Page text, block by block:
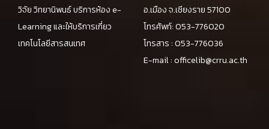
วิจัย วิทยานิพนธ์ บริการห้อง e-
Learning และให้บริการเกี่ยว
เทคโนโลยีสารสนเทศ
อ.เมือง จ.เชียงราย 57100
โทรศัพท์: 053-776020
โทรสาร : 053-776036
E-mail :officelib@crru.ac.th